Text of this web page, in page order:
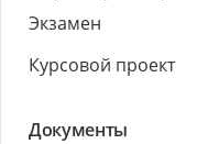
Экзамен
Курсовой проект
Документы